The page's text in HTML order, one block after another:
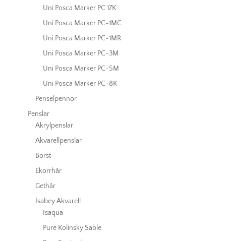
Uni Posca Marker PC 17K
Uni Posca Marker PC-1MC
Uni Posca Marker PC-1MR
Uni Posca Marker PC-3M
Uni Posca Marker PC-5M
Uni Posca Marker PC-8K
Penselpennor
Penslar
Akrylpenslar
Akvarellpenslar
Borst
Ekorrhår
Gethår
Isabey Akvarell
Isaqua
Pure Kolinsky Sable